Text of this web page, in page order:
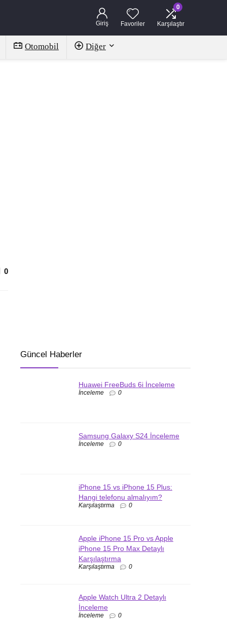
Giriş Favoriler
0
Karşılaştır
Otomobil Diğer
0
Güncel Haberler
Huawei FreeBuds 6i İnceleme
İnceleme 0
Samsung Galaxy S24 İnceleme
İnceleme 0
iPhone 15 vs iPhone 15 Plus:
Hangi telefonu almalıyım?
Karşılaştırma 0
Apple iPhone 15 Pro vs Apple
iPhone 15 Pro Max Detaylı
Karşılaştırma
Karşılaştırma 0
Apple Watch Ultra 2 Detaylı
İnceleme
İnceleme 0